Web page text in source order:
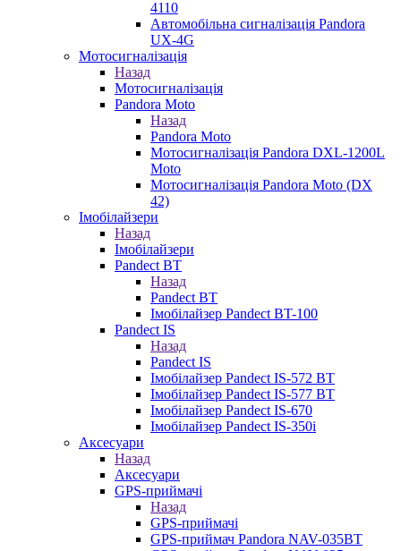
4110
Автомобільна сигналізація Pandora
UX-4G
Мотосигналізація
Назад
Мотосигналізація
Pandora Moto
Назад
Pandora Moto
Мотосигналізація Pandora DXL-1200L
Moto
Мотосигналізація Pandora Moto (DX
42)
Імобілайзери
Назад
Імобілайзери
Pandect BT
Назад
Pandect BT
Імобілайзер Pandect BT-100
Pandect IS
Назад
Pandect IS
Імобілайзер Pandect IS-572 BT
Імобілайзер Pandect IS-577 BT
Імобілайзер Pandect IS-670
Імобілайзер Pandect IS-350i
Аксесуари
Назад
Аксесуари
GPS-приймачі
Назад
GPS-приймачі
GPS-приймач Pandora NAV-035BT